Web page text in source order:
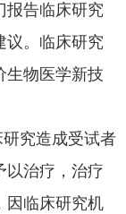
报告临床研究
议。临床研究
生物医学新技
究造成受试者
以治疗，治疗
因临床研究机